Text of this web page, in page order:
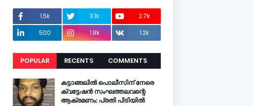
1.5k 3.1k
2.7k
500
1.8k 1.2k
POPULAR RECENTS
COMMENTS
RECENTS
കട്ടാങ്ങലിൽ പൊലീസിന് നേരെ
ക്വട്ടേഷൻ സംഘത്തലവന്റെ
ആക്രമണം: പ്രതി പിടിയിൽ